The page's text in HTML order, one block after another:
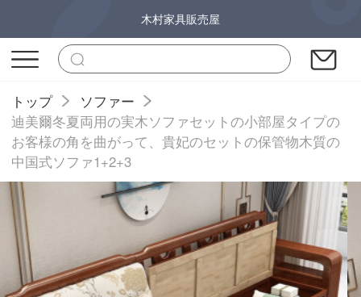
木村家具販売屋
トップ
ソファー
迪美爾冬夏両用の実木ソファセットの小部屋タイプの
お客様の角を曲がって、貴妃のセットの保管物木質の
中国式ソファ1+2+3